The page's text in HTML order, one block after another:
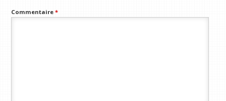
Commentaire*